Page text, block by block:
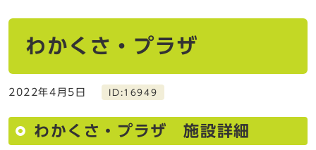
わかくさ・プラザ
2022年4月5日 ID:16949
わかくさ・プラザ 施設詳細